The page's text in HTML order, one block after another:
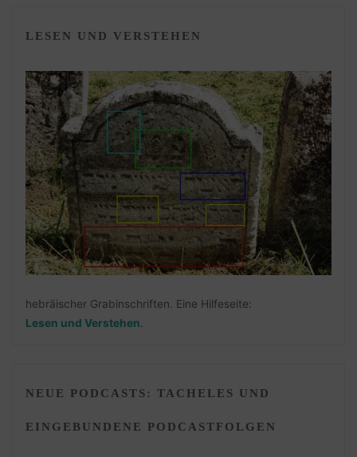
LESEN UND VERSTEHEN
hebräischer Grabinschriften. Eine Hilfeseite:
Lesen und Verstehen
NEUE PODCASTS: TACHELES UND
EINGEBUNDENE PODCASTFOLGEN